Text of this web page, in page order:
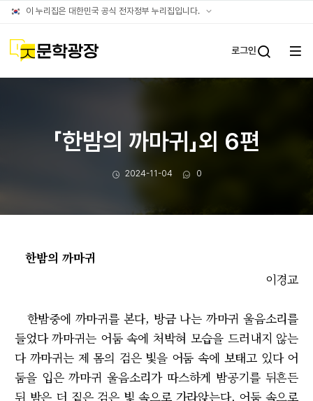
이 누리집은 대한민국 공식 전자정부 누리집입니다. 공식
문학광장 로그인
전체
「한밤의 까마귀」외 6편
작성일
2024-11-04 댓글수
0
한밤의 까마귀
이경교
한밤중에 까마귀를 본다, 방금 나는 까마귀 울음소리를
들었다 까마귀는 어둠 속에 처박혀 모습을 드러내지 않는
다 까마귀는 제 몸의 검은 빛을 어둠 속에 보태고 있다 어
둠을 입은 까마귀 울음소리가 따스하게 밤공기를 뒤흔든
뒤 밤은 더 짙은 검은 빛 속으로 가라앉는다, 어둠 속으로